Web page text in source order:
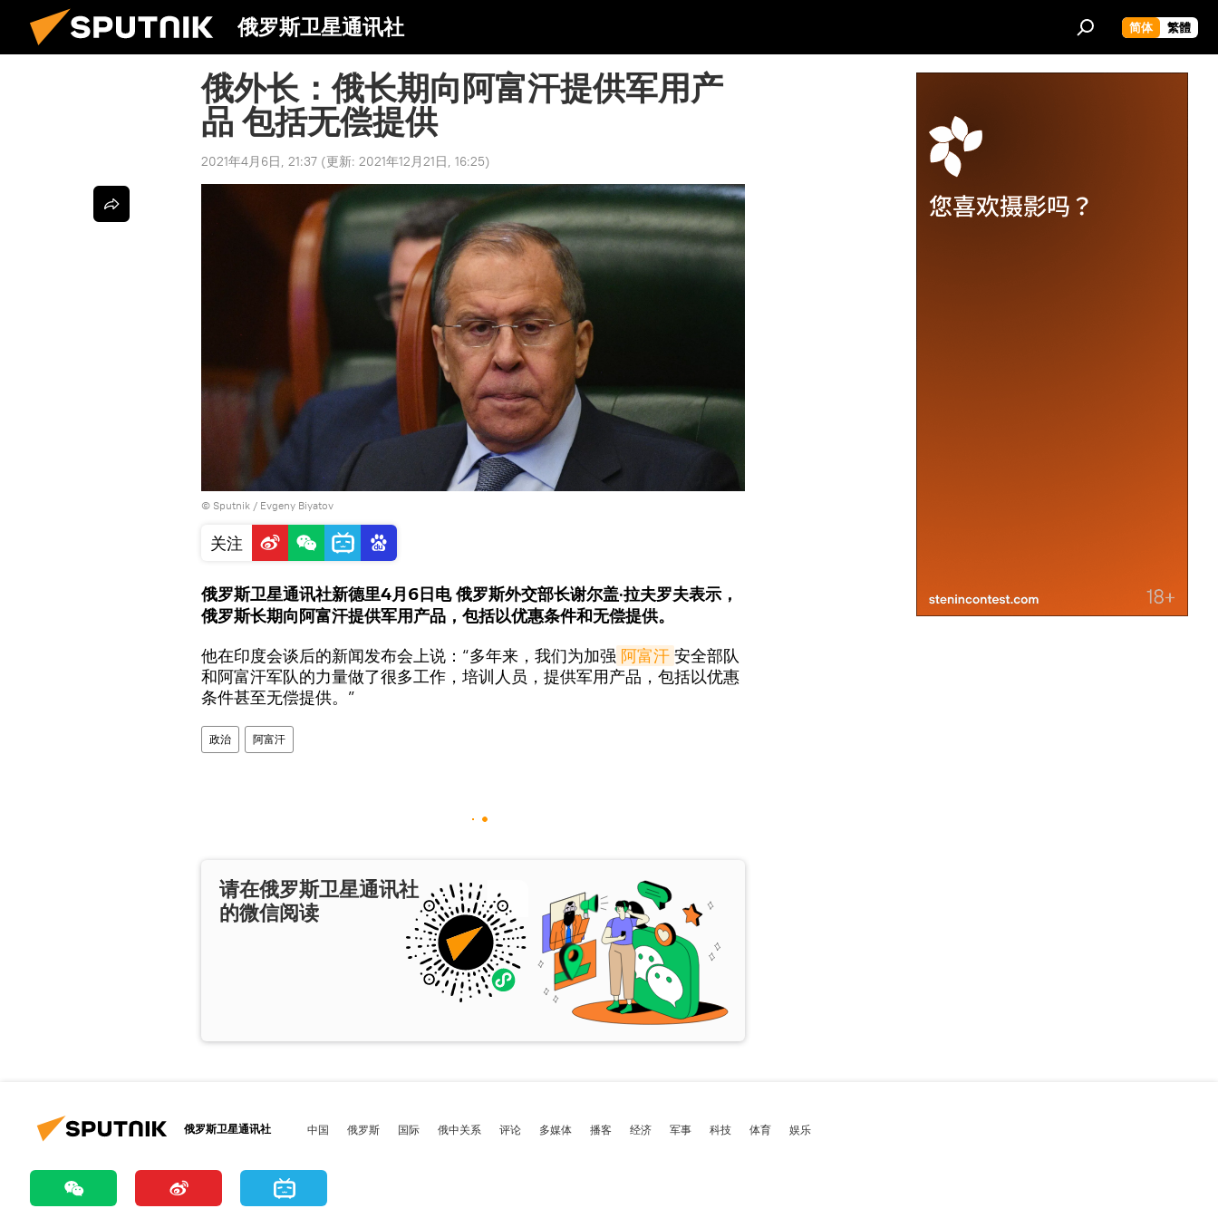
俄罗斯卫星通讯社 简体 繁體
俄外长：俄长期向阿富汗提供军用产
品 包括无偿提供
2021年4月6日, 21:37 (更新: 2021年12月21日, 16:25)
© Sputnik / Evgeny Biyatov
关注
俄罗斯卫星通讯社新德里4月6日电 俄罗斯外交部长谢尔盖·拉夫罗夫表示，
俄罗斯长期向阿富汗提供军用产品，包括以优惠条件和无偿提供。
他在印度会谈后的新闻发布会上说：“多年来，我们为加强 阿富汗 安全部队
和阿富汗军队的力量做了很多工作，培训人员，提供军用产品，包括以优惠
条件甚至无偿提供。”
政治 阿富汗
请在俄罗斯卫星通讯社
的微信阅读
俄罗斯卫星通讯社 中国 俄罗斯 国际 俄中关系 评论 多媒体 播客 经济 军事 科技 体育 娱乐